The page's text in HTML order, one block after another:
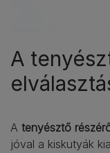
A
A tenyésztő
jóval a kiskutyák